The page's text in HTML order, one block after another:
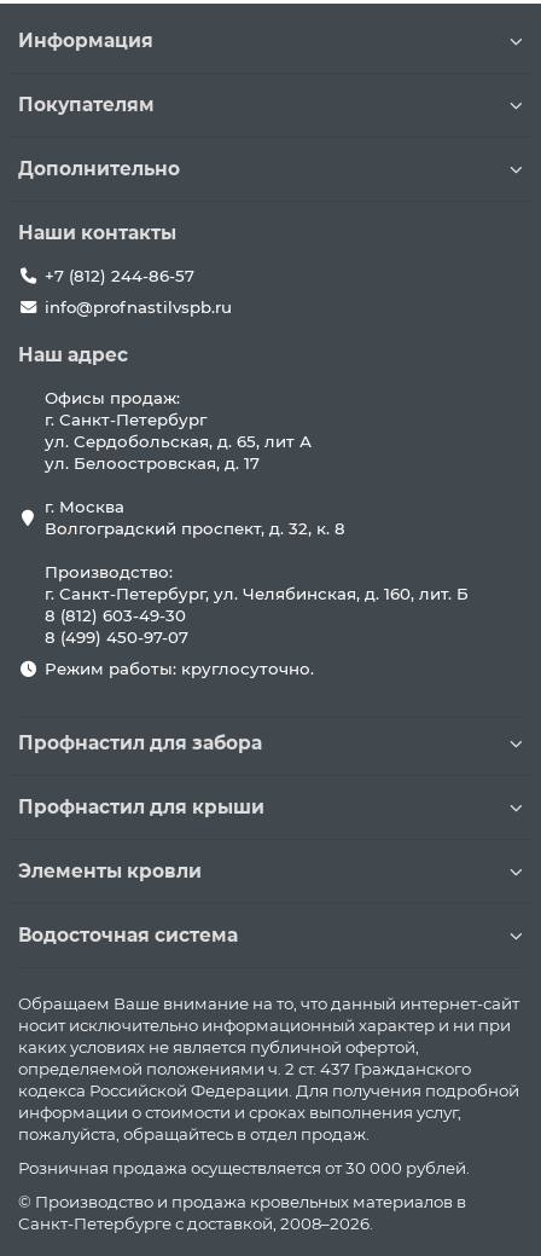
Информация
Покупателям
Дополнительно
Наши контакты
+7 (812) 244-86-57
info@profnastilvspb.ru
Наш адрес
Офисы продаж:
г. Санкт-Петербург
ул. Сердобольская, д. 65, лит А
ул. Белоостровская, д. 17
г. Москва
Волгоградский проспект, д. 32, к. 8
Производство:
г. Санкт-Петербург, ул. Челябинская, д. 160, лит. Б
8 (812) 603-49-30
8 (499) 450-97-07
Режим работы: круглосуточно.
Профнастил для забора
Профнастил для крыши
Элементы кровли
Водосточная система
Обращаем Ваше внимание на то, что данный интернет-сайт
носит исключительно информационный характер и ни при
каких условиях не является публичной офертой,
определяемой положениями ч. 2 ст. 437 Гражданского
кодекса Российской Федерации. Для получения подробной
информации о стоимости и сроках выполнения услуг,
пожалуйста, обращайтесь в отдел продаж.
Розничная продажа осуществляется от 30 000 рублей.
© Производство и продажа кровельных материалов в
Санкт-Петербурге с доставкой, 2008–2026.